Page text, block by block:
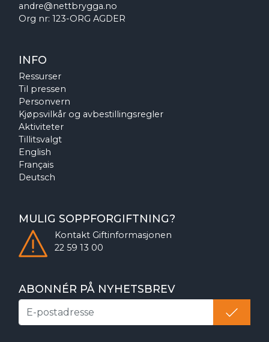
andre@nettbrygga.no
Org nr: 123-ORG AGDER
INFO
Ressurser
Til pressen
Personvern
Kjøpsvilkår og avbestillingsregler
Aktiviteter
Tillitsvalgt
English
Français
Deutsch
MULIG SOPPFORGIFTNING?
Kontakt Giftinformasjonen
22 59 13 00
ABONNÉR PÅ NYHETSBREV